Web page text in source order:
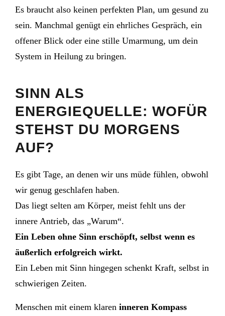
Es braucht also keinen perfekten Plan, um gesund zu
sein. Manchmal genügt ein ehrliches Gespräch, ein
offener Blick oder eine stille Umarmung, um dein
System in Heilung zu bringen.
SINN ALS
ENERGIEQUELLE: WOFÜR
STEHST DU MORGENS
AUF?
Es gibt Tage, an denen wir uns müde fühlen, obwohl
wir genug geschlafen haben.
Das liegt selten am Körper, meist fehlt uns der
innere Antrieb, das „Warum“.
Ein Leben ohne Sinn erschöpft, selbst wenn es
äußerlich erfolgreich wirkt.
Ein Leben mit Sinn hingegen schenkt Kraft, selbst in
schwierigen Zeiten.
Menschen mit einem klaren inneren Kompass